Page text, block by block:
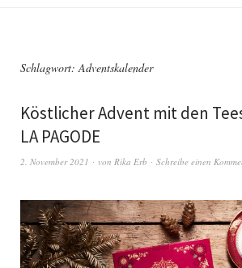
Schlagwort: Adventskalender
Köstlicher Advent mit den
LA PAGODE
2. November 2021 von Rika Erb Schreibe einen